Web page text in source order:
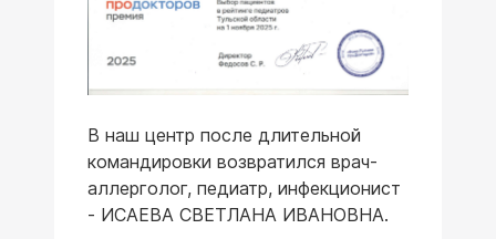
В наш центр после длительной
командировки возвратился врач-
аллерголог, педиатр, инфекционист
- ИСАЕВА СВЕТЛАНА ИВАНОВНА.